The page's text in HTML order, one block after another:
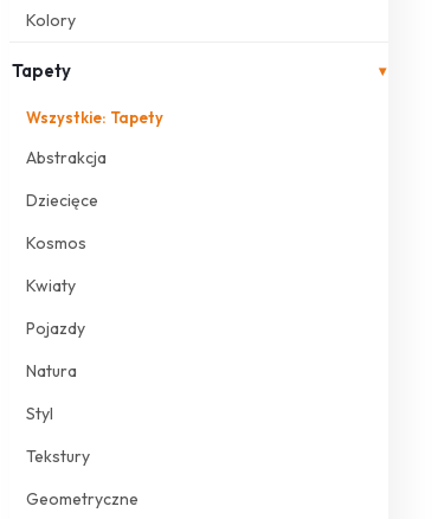
Kolory
Tapety ▾
Wszystkie: Tapety
Abstrakcja
Dziecięce
Kosmos
Kwiaty
Pojazdy
Natura
Styl
Tekstury
Geometryczne